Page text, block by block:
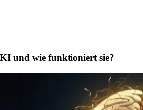
und wie funktioniert sie?